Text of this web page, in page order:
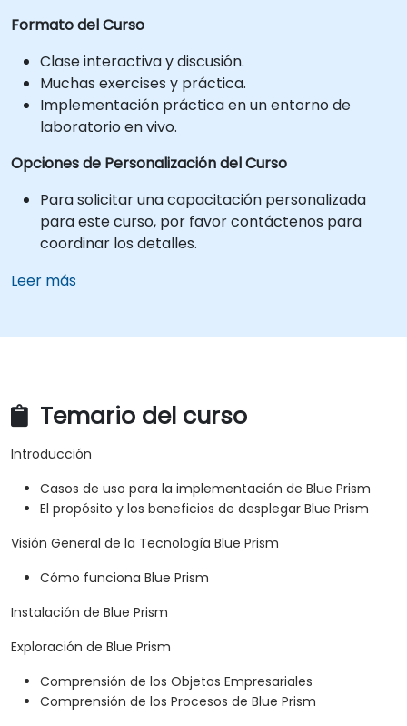
Formato del Curso
Clase interactiva y discusión.
Muchas exercises y práctica.
Implementación práctica en un entorno de
laboratorio en vivo.
Opciones de Personalización del Curso
Para solicitar una capacitación personalizada
para este curso, por favor contáctenos para
coordinar los detalles.
Leer más
Temario del curso
Introducción
Casos de uso para la implementación de Blue Prism
El propósito y los beneficios de desplegar Blue Prism
Visión General de la Tecnología Blue Prism
Cómo funciona Blue Prism
Instalación de Blue Prism
Exploración de Blue Prism
Comprensión de los Objetos Empresariales
Comprensión de los Procesos de Blue Prism